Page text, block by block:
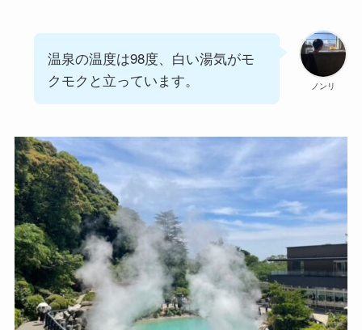
ノンリ
温泉の温度は98度、白い湯気がモ
クモクと立っています。